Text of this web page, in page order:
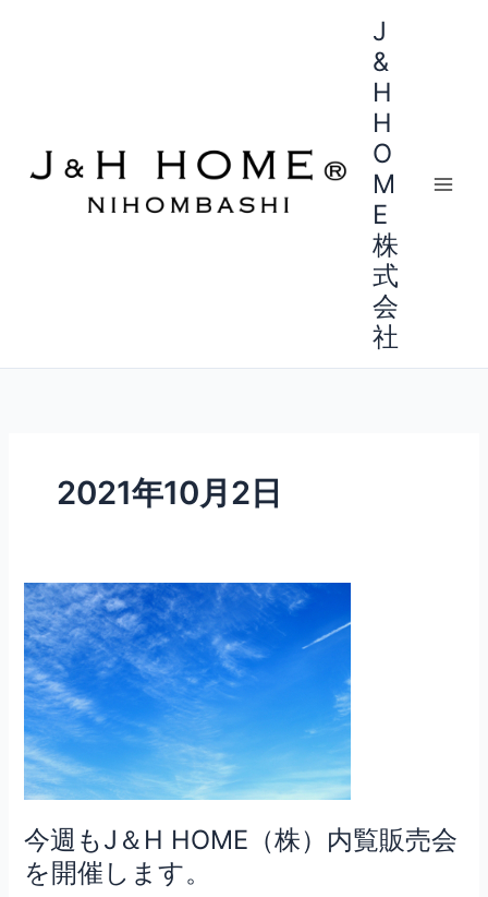
J
&
H
H
O
M
E
株
式
会
社
2021年10月2日
今週もJ＆H HOME（株）内覧販売会
を開催します。
今
週
も
J
＆
H
HOME（株）
内
覧
販
売
会